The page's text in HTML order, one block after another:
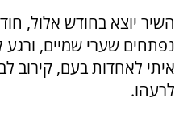
השיר יוצא בחודש אלול,
נפתחים שערי שמיים,
איתי לאחדות בעם, קירוב
לרעהו.